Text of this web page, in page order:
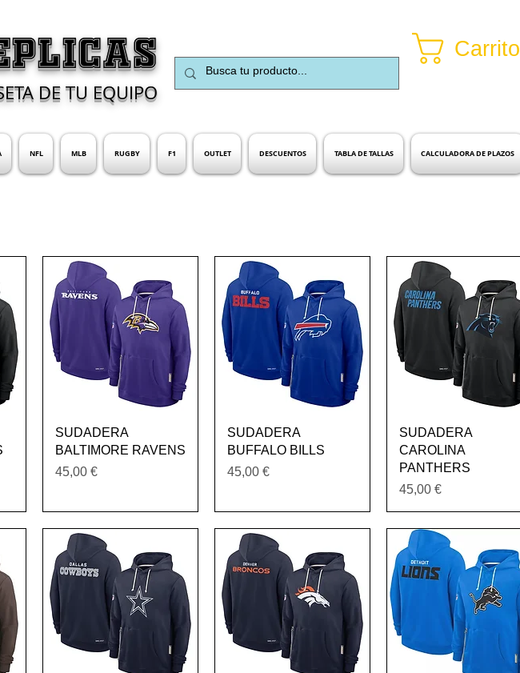
DE TU EQUIPO
Carrito
NFL MLB RUGBY F1 OUTLET DESCUENTOS TABLA DE TALLAS CALCULADORA DE PLAZOS
Vista rápida
SUDADERA
BALTIMORE RAVENS
Precio
45,00 €
Vista rápida
SUDADERA
BUFFALO BILLS
Precio
45,00 €
Vista rápida
SUDADERA
CAROLINA
PANTHERS
Precio
45,00 €